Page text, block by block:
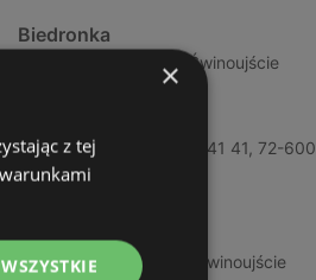
Biedronka
Chrobrego 9, 72-600 Świnoujście
Ul. Bohaterów Września 41 41, 72-600
Świnoujście
ABC
Barlickiego, 4, 72-600 Świnoujście
×
z tej